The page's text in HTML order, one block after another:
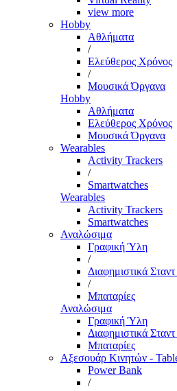
view more
Hobby
Αθλήματα
/
Ελεύθερος Χρόνος
/
Μουσικά Όργανα
Hobby
Αθλήματα
Ελεύθερος Χρόνος
Μουσικά Όργανα
Wearables
Activity Trackers
/
Smartwatches
Wearables
Activity Trackers
Smartwatches
Αναλώσιμα
Γραφική Ύλη
/
Διαφημιστικά
/
Μπαταρίες
Αναλώσιμα
Γραφική Ύλη
Διαφημιστικά
Μπαταρίες
Αξεσουάρ Κινητών -
Power Bank
/